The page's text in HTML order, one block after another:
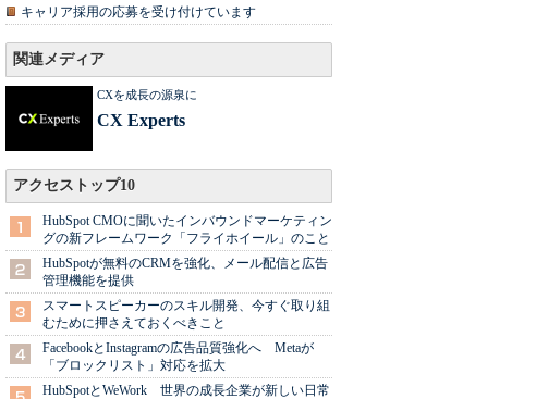
キャリア採用の応募を受け付けています
関連メディア
CXを成長の源泉に
CX Experts
アクセストップ10
HubSpot CMOに聞いたインバウンドマーケティン
グの新フレームワーク「フライホイール」のこと
HubSpotが無料のCRMを強化、メール配信と広告
管理機能を提供
スマートスピーカーのスキル開発、今すぐ取り組
むために押さえておくべきこと
FacebookとInstagramの広告品質強化へ Metaが
「ブロックリスト」対応を拡大
HubSpotとWeWork 世界の成長企業が新しい日常